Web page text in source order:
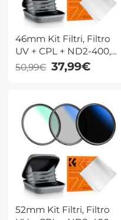
46mm Kit Filtri, Filtro
UV + CPL + ND2-400,
Filtro di Protezione
400 con Custodia per
Filtro - Serie Nano-
Klear
50,99€ 37,99€
52mm Kit Filtri, Filtro